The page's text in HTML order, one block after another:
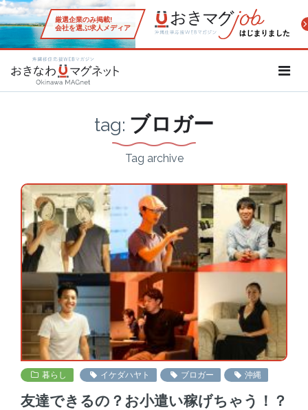
厳選企業のみ掲載!
会社を選ぶ求人メディア
tag: ブロガー
Tag archive
暮らし イケダハヤト ブロガー 沖縄
友達できるの？お小遣い稼げちゃう！？